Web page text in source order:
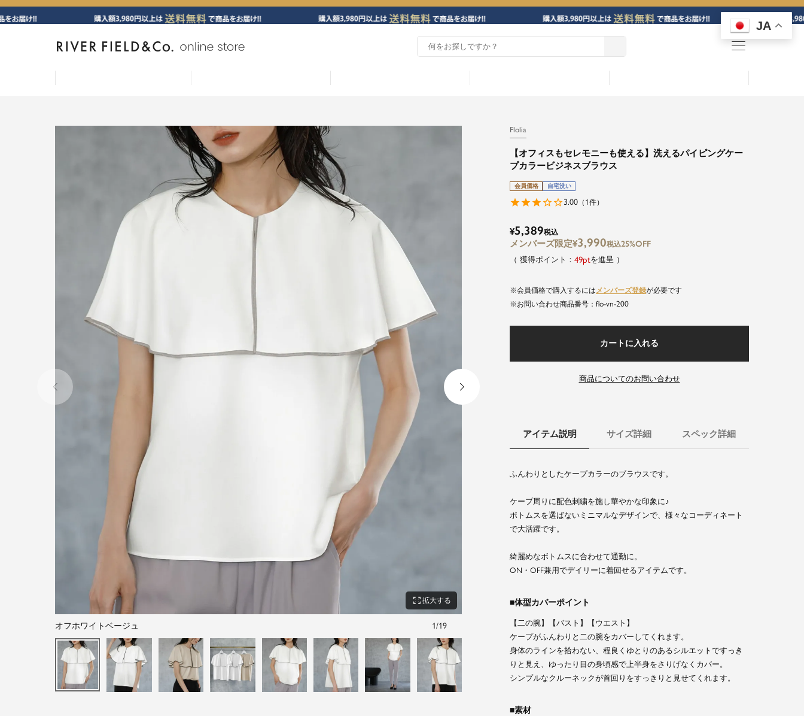
JA
menu
zoom_out_map 拡大する
オフホワイトベージュ オフホワイトブラック
1/19
Flolia
【オフィスもセレモニーも使える】洗えるパイピングケー
プカラービジネスブラウス
会員価格 自宅洗い
3.00 （ 1件）
¥5,389税込
¥3,990税込25%OFF
49 を進呈
会員価格で購入するには メンバーズ登録が必要です
商品番号
flo-vn-200
カートに入れる
商品についてのお問い合わせ
アイテム説明 サイズ詳細 スペック詳細
ふんわりとしたケープカラーのブラウスです。
ケープ周りに配色刺繍を施し華やかな印象に♪
ボトムスを選ばないミニマルなデザインで、様々なコーディネート
で大活躍です。
綺麗めなボトムスに合わせて通勤に。
ON・OFF兼用でデイリーに着回せるアイテムです。
体型カバーポイント
【二の腕】【バスト】【ウエスト】
ケープがふんわりと二の腕をカバーしてくれます。
身体のラインを拾わない、程良くゆとりのあるシルエットですっき
りと見え、ゆったり目の身頃感で上半身をさりげなくカバー。
シンプルなクルーネックが首回りをすっきりと見せてくれます。
素材